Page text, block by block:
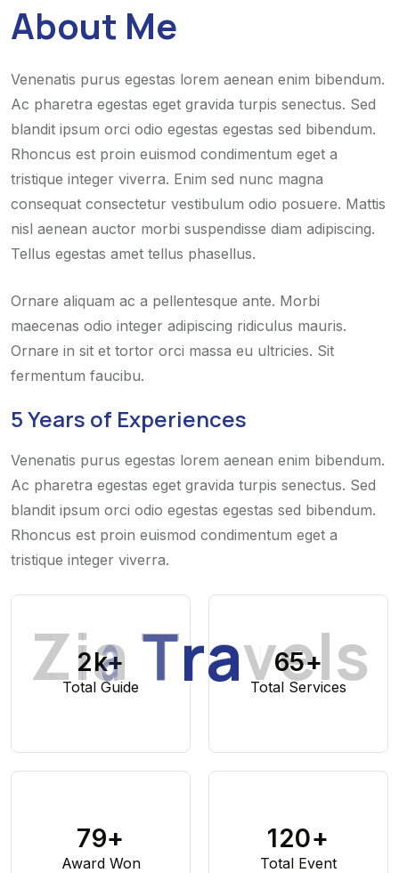
ZiaTravels
About Me
Venenatis purus egestas lorem aenean enim bibendum.
Ac pharetra egestas eget gravida turpis senectus. Sed
blandit ipsum orci odio egestas egestas sed bibendum.
Rhoncus est proin euismod condimentum eget a
tristique integer viverra. Enim sed nunc magna
consequat consectetur vestibulum odio posuere. Mattis
nisl aenean auctor morbi suspendisse diam adipiscing.
Tellus egestas amet tellus phasellus.
Ornare aliquam ac a pellentesque ante. Morbi
maecenas odio integer adipiscing ridiculus mauris.
Ornare in sit et tortor orci massa eu ultricies. Sit
fermentum faucibu.
5 Years of Experiences
Venenatis purus egestas lorem aenean enim bibendum.
Ac pharetra egestas eget gravida turpis senectus. Sed
blandit ipsum orci odio egestas egestas sed bibendum.
Rhoncus est proin euismod condimentum eget a
tristique integer viverra.
2k+
Total Guide
65+
Total Services
79+
Award Won
120+
Total Event